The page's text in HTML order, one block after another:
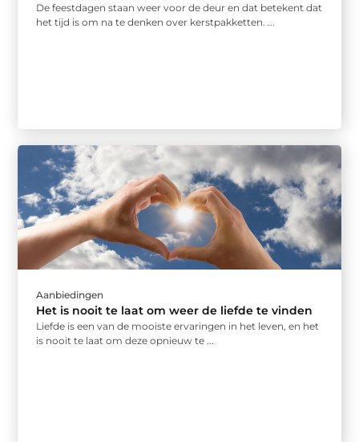
De feestdagen staan weer voor de deur en dat betekent dat
het tijd is om na te denken over kerstpakketten. ...
Aanbiedingen
Het is nooit te laat om weer de liefde te vinden
Liefde is een van de mooiste ervaringen in het leven, en het
is nooit te laat om deze opnieuw te ...